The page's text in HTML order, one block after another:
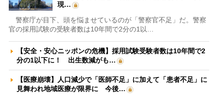
現…
警察庁が目下、頭を悩ませているのが「警察官不足」だ。警察
官の採用試験の受験者数は10年間で2分の1以…
【安全・安心ニッポンの危機】採用試験受験者数は10年間で2
分の1以下に！ 出生数減がも…
【医療崩壊】人口減少で「医師不足」に加えて「患者不足」に
見舞われ地域医療が限界に 今後…